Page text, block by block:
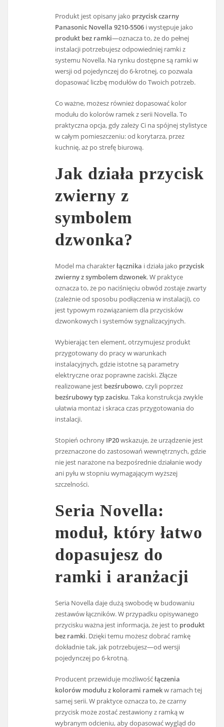
Produkt jest opisany jako przycisk czarny
Panasonic Novella 9210-5506 i występuje jako
produkt bez ramki—oznacza to, że do pełnej
instalacji potrzebujesz odpowiedniej ramki z
systemu Novella. Na rynku dostępne są ramki w
wersji od pojedynczej do 6-krotnej, co pozwala
dopasować liczbę modułów do Twoich potrzeb.
Co ważne, możesz również dopasować kolor
modułu do kolorów ramek z serii Novella. To
praktyczna opcja, gdy zależy Ci na spójnej stylistyce
w całym pomieszczeniu: od korytarza, przez
kuchnię, aż po strefę biurową.
Jak działa przycisk
zwierny z
symbolem
dzwonka?
Model ma charakterłącznika i działa jako przycisk
zwierny z symbolem dzwonek. W praktyce
oznacza to, że po naciśnięciu obwód zostaje zwarty
(zależnie od sposobu podłączenia w instalacji), co
jest typowym rozwiązaniem dla przycisków
dzwonkowych i systemów sygnalizacyjnych.
Wybierając ten element, otrzymujesz produkt
przygotowany do pracy w warunkach
instalacyjnych, gdzie istotne są parametry
elektryczne oraz poprawne zaciski. Złącze
realizowane jest bezśrubowo, czyli poprzez
bezśrubowy typ zacisku. Taka konstrukcja zwykle
ułatwia montaż i skraca czas przygotowania do
instalacji.
Stopień ochrony IP20wskazuje, że urządzenie jest
przeznaczone do zastosowań wewnętrznych, gdzie
nie jest narażone na bezpośrednie działanie wody
ani pyłu w stopniu wymagającym wyższej
szczelności.
Seria Novella:
moduł, który łatwo
dopasujesz do
ramki i aranżacji
Seria Novella daje dużą swobodę w budowaniu
zestawów łączników. W przypadku opisywanego
przycisku ważna jest informacja, że jest to produkt
bez ramki. Dzięki temu możesz dobrać ramkę
dokładnie tak, jak potrzebujesz—od wersji
pojedynczej po 6-krotną.
Producent przewiduje możliwośćłączenia
kolorów modułu z kolorami ramekw ramach tej
samej serii. W praktyce oznacza to, że czarny
przycisk może zostać zestawiony z ramką w
wybranym odcieniu, aby dopasować wygląd do